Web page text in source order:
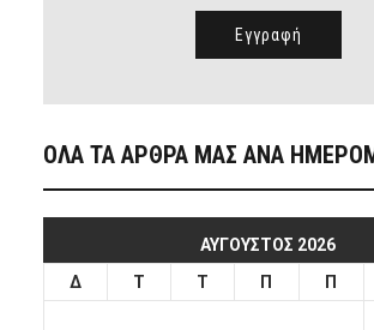
ΟΛΑ ΤΑ ΑΡΘΡΑ ΜΑΣ ΑΝΑ
ΑΎΓΟΥΣΤΟΣ 2026
Δ
Τ Τ Π Π